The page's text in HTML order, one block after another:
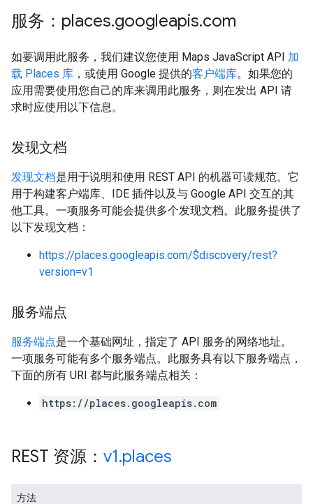
服务：places.googleapis.com
如要调用此服务，我们建议您使用 Maps JavaScript API 加
载 Places 库 ，或使用 Google 提供的客户端库。如果您的
应用需要使用您自己的库来调用此服务，则在发出 API 请
求时应使用以下信息。
发现文档
发现文档是用于说明和使用 REST API 的机器可读规范。它
用于构建客户端库、IDE 插件以及与 Google API 交互的其
他工具。一项服务可能会提供多个发现文档。此服务提供了
以下发现文档：
https://places.googleapis.com/$discovery/rest?
version=v1
服务端点
服务端点是一个基础网址，指定了 API 服务的网络地址。
一项服务可能有多个服务端点。此服务具有以下服务端点，
下面的所有 URI 都与此服务端点相关：
https://places.googleapis.com
REST 资源： v1.places
方法